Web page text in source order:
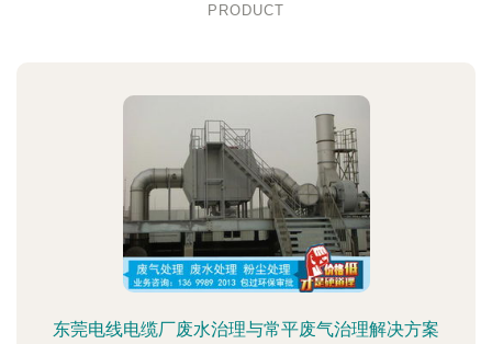
PRODUCT
东莞电线电缆厂废水治理与常平废气治理解决方案